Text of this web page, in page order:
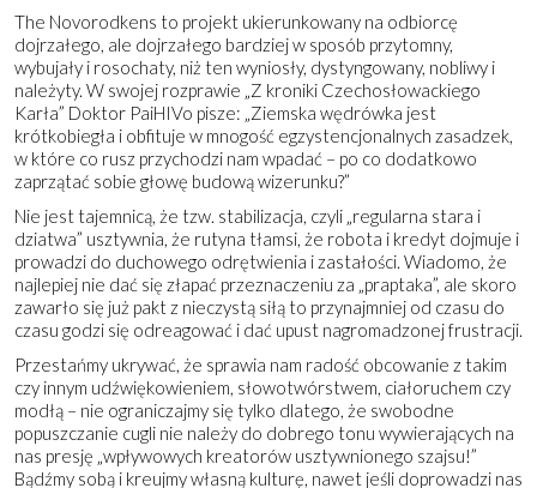
The Novorodkens to projekt ukierunkowany na odbiorcę
dojrzałego, ale dojrzałego bardziej w sposób przytomny,
wybujały i rosochaty, niż ten wyniosły, dystyngowany, nobliwy i
należyty. W swojej rozprawie „Z kroniki Czechosłowackiego
Karła” Doktor PaiHIVo pisze: „Ziemska wędrówka jest
krótkobiegła i obfituje w mnogość egzystencjonalnych zasadzek,
w które co rusz przychodzi nam wpadać – po co dodatkowo
zaprzątać sobie głowę budową wizerunku?”
Nie jest tajemnicą, że tzw. stabilizacja, czyli „regularna stara i
dziatwa” usztywnia, że rutyna tłamsi, że robota i kredyt dojmuje i
prowadzi do duchowego odrętwienia i zastałości. Wiadomo, że
najlepiej nie dać się złapać przeznaczeniu za „praptaka”, ale skoro
zawarło się już pakt z nieczystą siłą to przynajmniej od czasu do
czasu godzi się odreagować i dać upust nagromadzonej frustracji.
Przestańmy ukrywać, że sprawia nam radość obcowanie z takim
czy innym udźwiękowieniem, słowotwórstwem, ciałoruchem czy
modłą – nie ograniczajmy się tylko dlatego, że swobodne
popuszczanie cugli nie należy do dobrego tonu wywierających na
nas presję „wpływowych kreatorów usztywnionego szajsu!”
Bądźmy sobą i kreujmy własną kulturę, nawet jeśli doprowadzi nas